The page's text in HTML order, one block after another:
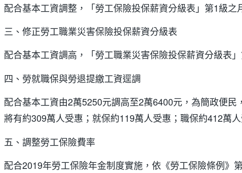
配合基本工資調整，「勞工保險投保薪資分級表」第1級
三、修正勞工職業災害保險投保薪資分級表
配合基本工資調高，「勞工職業災害保險投保薪資分級表
四、勞就職保與勞退提繳工資逕調
配合基本工資由2萬5250元調高至2萬6400元，為簡政便
將有約309萬人受惠；就保約119萬人受惠；職保約412萬
五、調整勞工保險費率
配合2019年勞工保險年金制度實施，依《勞工保險條例》